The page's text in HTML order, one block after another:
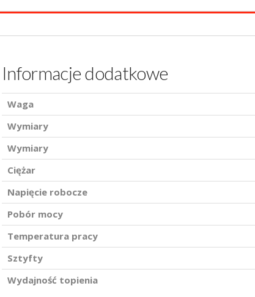
Informacje dodatkowe
Waga
Wymiary
Wymiary
Ciężar
Napięcie robocze
Pobór mocy
Temperatura pracy
Sztyfty
Wydajność topienia